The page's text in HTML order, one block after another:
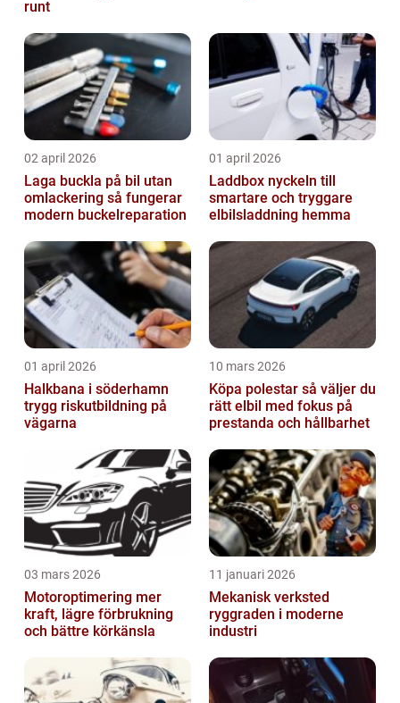
runt
02 april 2026
Laga buckla på bil utan
omlackering så fungerar
modern buckelreparation
01 april 2026
Laddbox nyckeln till
smartare och tryggare
elbilsladdning hemma
01 april 2026
Halkbana i söderhamn
trygg riskutbildning på
vägarna
10 mars 2026
Köpa polestar så väljer du
rätt elbil med fokus på
prestanda och hållbarhet
03 mars 2026
Motoroptimering mer
kraft, lägre förbrukning
och bättre körkänsla
11 januari 2026
Mekanisk verksted
ryggraden i moderne
industri